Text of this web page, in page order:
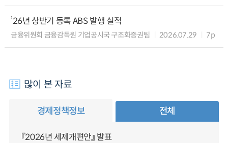
’26년 상반기 등록 ABS 발행 실적
금융위원회 금융감독원 기업공시국 구조화증권팀 2026.07.29 7p
많이 본 자료
경제정책정보 전체
『2026년 세제개편안』 발표